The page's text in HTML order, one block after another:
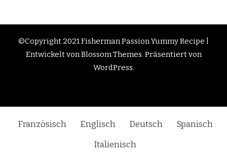
©Copyright 2021 Fisherman PassionYummy Recipe |
Entwickelt vonBlossom Themes. Präsentiert von
WordPress.
Französisch Englisch Deutsch
Spanisch
Italienisch